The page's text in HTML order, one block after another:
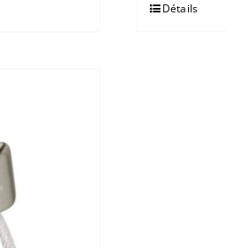
Détails